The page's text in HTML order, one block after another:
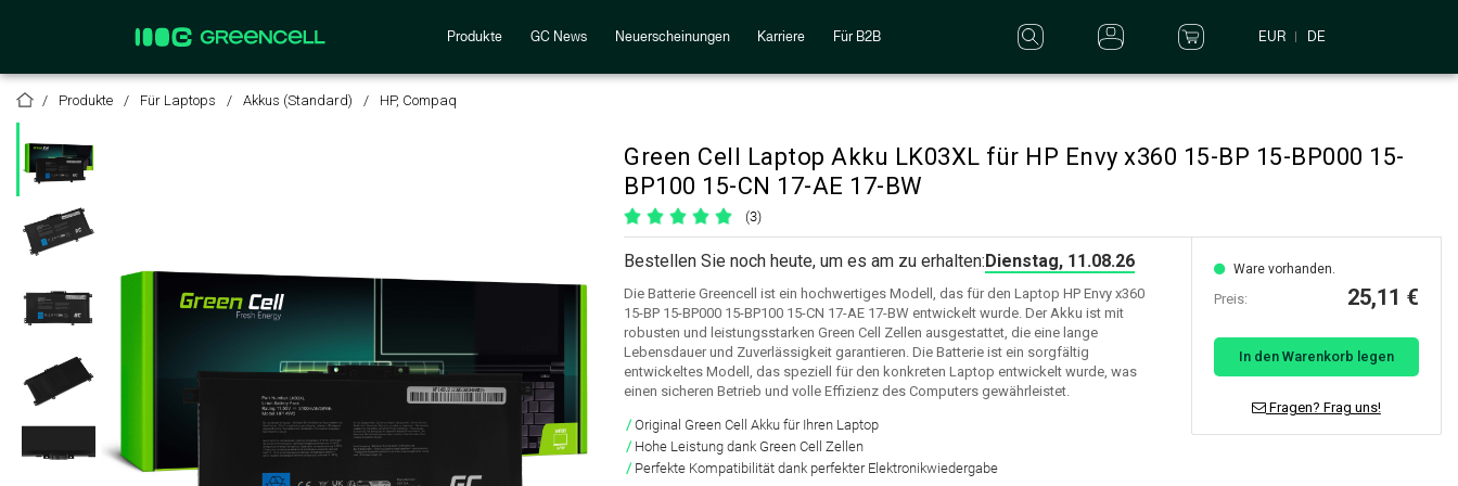
Produkte GC News Neuerscheinungen Karriere Für B2B EUR DE
Produkte Für Laptops Akkus (Standard) HP, Compaq
Green Cell Laptop Akku LK03XL für HP Envy x360 15-BP 15-BP000 15-
BP100 15-CN 17-AE 17-BW
(3)
Bestellen Sie noch heute, um es am zu erhalten:Dienstag, 11.08.26
Die Batterie Greencell ist ein hochwertiges Modell, das für den Laptop HP Envy x360
15-BP 15-BP000 15-BP100 15-CN 17-AE 17-BW entwickelt wurde. Der Akku ist mit
robusten und leistungsstarken Green Cell Zellen ausgestattet, die eine lange
Lebensdauer und Zuverlässigkeit garantieren. Die Batterie ist ein sorgfältig
entwickeltes Modell, das speziell für den konkreten Laptop entwickelt wurde, was
einen sicheren Betrieb und volle Effizienz des Computers gewährleistet.
Original Green Cell Akku für Ihren Laptop
Hohe Leistung dank Green Cell Zellen
Perfekte Kompatibilität dank perfekter Elektronikwiedergabe
Ware vorhanden.
Preis: 25,11 €
In den Warenkorb legen
Fragen? Frag uns!